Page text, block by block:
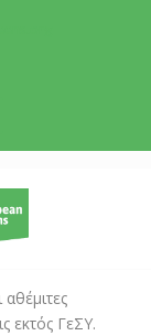
εκτός ΓεΣΥ.